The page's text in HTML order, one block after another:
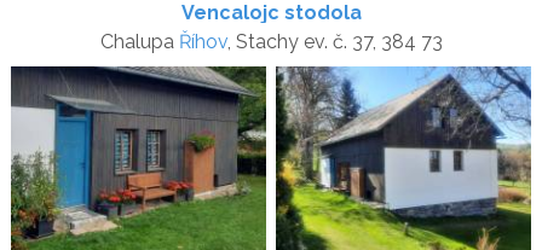
Vencalojc stodola
Chalupa Říhov, Stachy ev. č. 37, 384 73